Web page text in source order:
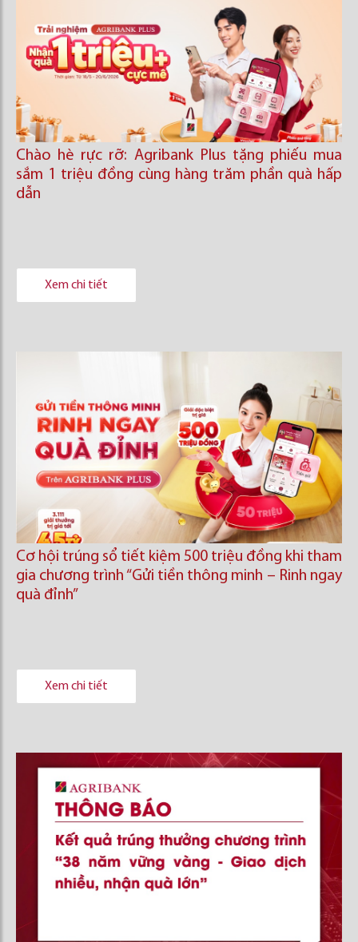
Chào hè rực rỡ: Agribank Plus tặng phiếu mua
sắm 1 triệu đồng cùng hàng trăm phần quà hấp
dẫn
Xem chi tiết
Cơ hội trúng sổ tiết kiệm 500 triệu đồng khi tham
gia chương trình “Gửi tiền thông minh – Rinh ngay
quà đỉnh”
Xem chi tiết